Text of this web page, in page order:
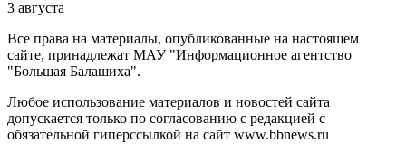
3 августа
Все права на материалы, опубликованные на настоящем
сайте, принадлежат МАУ "Информационное агентство
"Большая Балашиха".
Любое использование материалов и новостей сайта
допускается только по согласованию с редакцией с
обязательной гиперссылкой на сайт www.bbnews.ru